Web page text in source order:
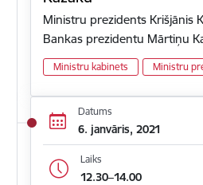
Ministru prezidents Krišjānis
Bankas prezidentu Mārtiņu
Ministru kabinets Ministru
Datums
6. janvāris, 2021
Laiks
12.30–14.00